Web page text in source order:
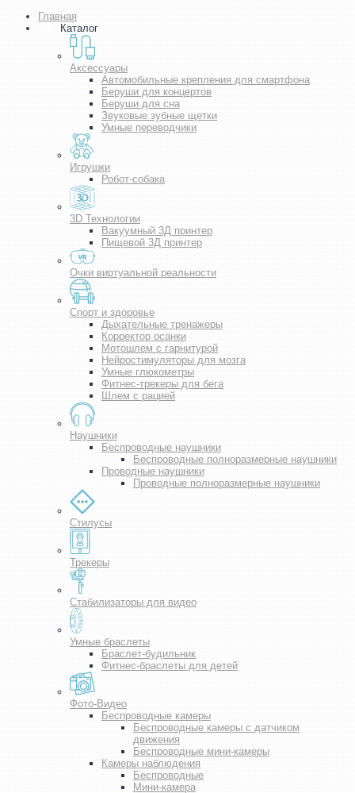
Главная
Каталог
Аксессуары
Автомобильные крепления для смартфона
Беруши для концертов
Беруши для сна
Звуковые зубные щетки
Умные переводчики
Игрушки
Робот-собака
3D Технологии
Вакуумный 3Д принтер
Пищевой 3Д принтер
Очки виртуальной реальности
Спорт и здоровье
Дыхательные тренажеры
Корректор осанки
Мотошлем с гарнитурой
Нейростимуляторы для мозга
Умные глюкометры
Фитнес-трекеры для бега
Шлем с рацией
Наушники
Беспроводные наушники
Беспроводные полноразмерные наушники
Проводные наушники
Проводные полноразмерные наушники
Стилусы
Трекеры
Стабилизаторы для видео
Умные браслеты
Браслет-будильник
Фитнес-браслеты для детей
Фото-Видео
Беспроводные камеры
Беспроводные камеры с датчиком
движения
Беспроводные мини-камеры
Камеры наблюдения
Беспроводные
Мини-камера